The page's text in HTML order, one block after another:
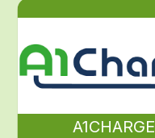
A1CHARGE